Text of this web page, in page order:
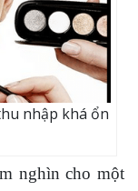
nhập khá ổn
nghìn cho một